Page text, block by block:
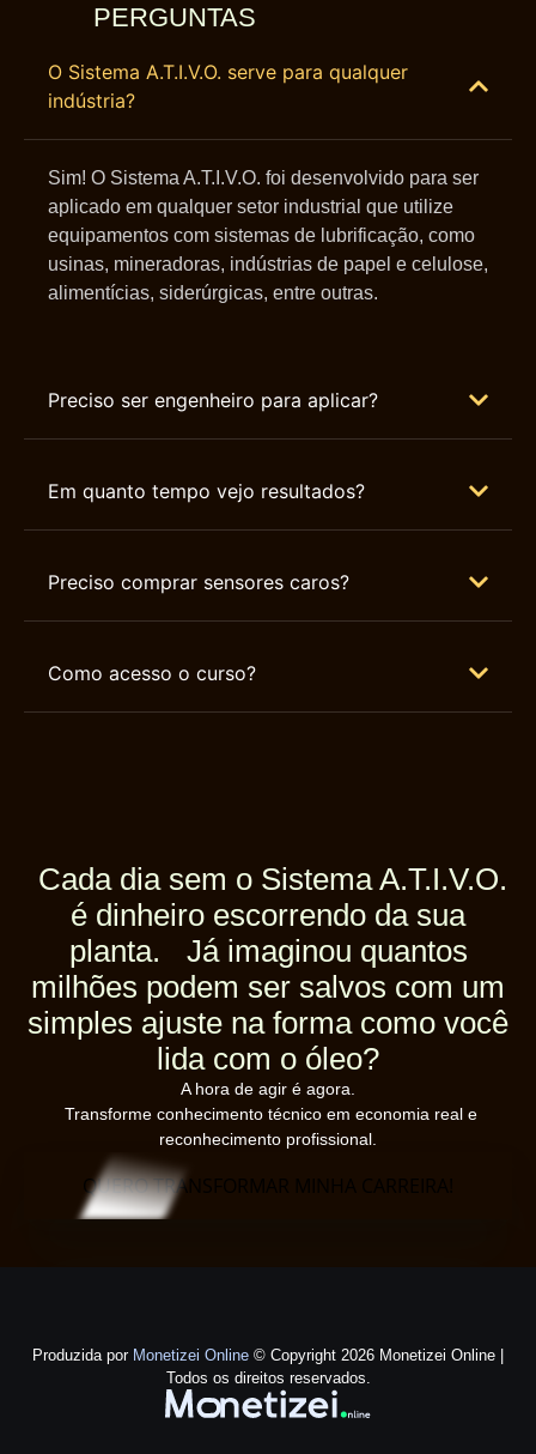
PERGUNTAS
O Sistema A.T.I.V.O. serve para qualquer
indústria?
Sim! O Sistema A.T.I.V.O. foi desenvolvido para ser
aplicado em qualquer setor industrial que utilize
equipamentos com sistemas de lubrificação, como
usinas, mineradoras, indústrias de papel e celulose,
alimentícias, siderúrgicas, entre outras.
Preciso ser engenheiro para aplicar?
Em quanto tempo vejo resultados?
Preciso comprar sensores caros?
Como acesso o curso?
Cada dia sem o Sistema A.T.I.V.O.
é dinheiro escorrendo da sua
planta. Já imaginou quantos
milhões podem ser salvos com um
simples ajuste na forma como você
lida com o óleo?
A hora de agir é agora.
Transforme conhecimento técnico em economia real e
reconhecimento profissional.
QUERO TRANSFORMAR MINHA CARREIRA!
Produzida por Monetizei Online © Copyright 2026 Monetizei Online |
Todos os direitos reservados.